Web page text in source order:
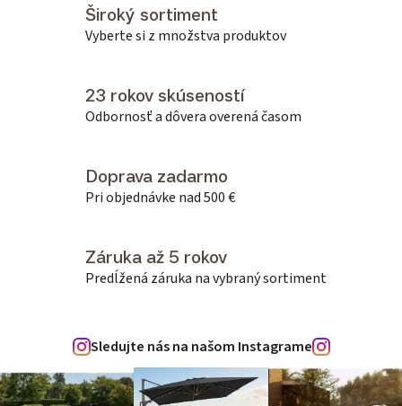
Široký sortiment
Vyberte si z množstva produktov
23 rokov skúseností
Odbornosť a dôvera overená časom
Doprava zadarmo
Pri objednávke nad 500 €
Záruka až 5 rokov
Predĺžená záruka na vybraný sortiment
Sledujte nás na našom Instagrame